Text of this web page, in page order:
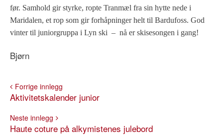
før. Samhold gir styrke, ropte Tranmæl fra sin hytte nede i
Maridalen, et rop som gir forhåpninger helt til Bardufoss. God
vinter til juniorgruppa i Lyn ski – nå er skisesongen i gang!
Bjørn
Forrige innlegg
Aktivitetskalender junior
Neste innlegg
Haute coture på alkymistenes julebord